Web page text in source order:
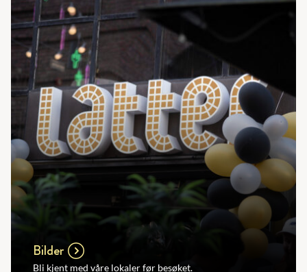
Bilder
Bli kjent med våre lokaler før besøket.